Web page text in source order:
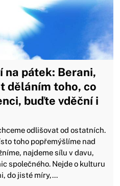
pátek: Berani,
děláním toho, co
buďte vděční i
odlišovat od ostatních.
toho popřemýšlíme nad
najdeme sílu v davu,
společného. Nejde o kulturu
do jisté míry,...